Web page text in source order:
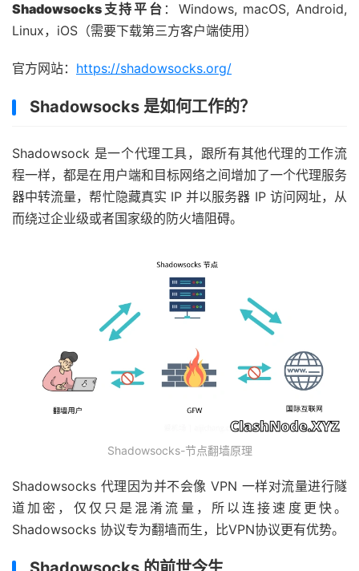
Shadowsocks支持平台 ：Windows, macOS, Android,
Linux，iOS（需要下载第三方客户端使用）
官方网站： https://shadowsocks.org/
Shadowsocks 是如何工作的？
Shadowsock 是一个代理工具，跟所有其他代理的工作流
程一样，都是在用户端和目标网络之间增加了一个代理服务
器中转流量，帮忙隐藏真实 IP 并以服务器 IP 访问网址，从
而绕过企业级或者国家级的防火墙阻碍。
Shadowsocks-节点翻墙原理
Shadowsocks 代理因为并不会像 VPN 一样对流量进行隧
道加密，仅仅只是混淆流量，所以连接速度更快。
Shadowsocks 协议专为翻墙而生，比VPN协议更有优势。